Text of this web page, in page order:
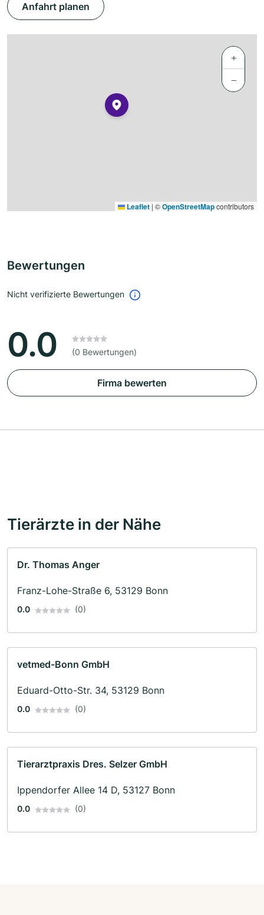
Anfahrt planen
+
−
Leaflet | ©OpenStreetMapcontributors
Bewertungen
Nicht verifizierte Bewertungen
0.0 (0 Bewertungen)
Firma bewerten
Tierärzte in der Nähe
Dr. Thomas Anger
Franz-Lohe-Straße 6, 53129 Bonn
0.0 (0)
vetmed-Bonn GmbH
Eduard-Otto-Str. 34, 53129 Bonn
0.0 (0)
Tierarztpraxis Dres. Selzer GmbH
Ippendorfer Allee 14 D, 53127 Bonn
0.0 (0)